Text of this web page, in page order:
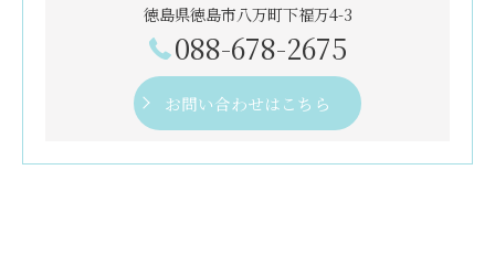
徳島県徳島市八万町下福万4-3
088-678-2675
お問い合わせはこちら